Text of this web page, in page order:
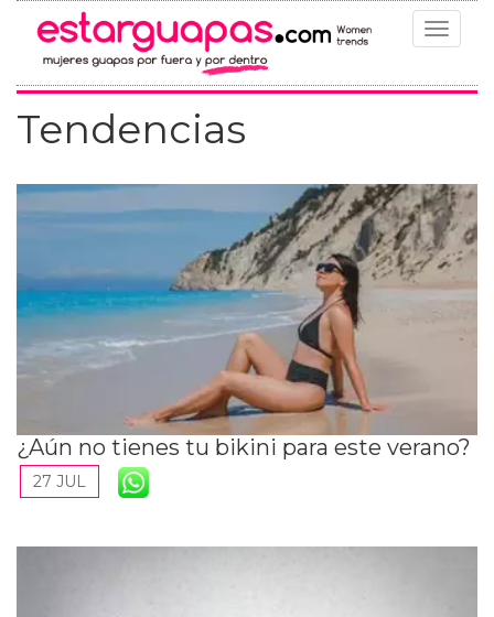
Toggle
Tendencias
¿Aún no tienes tu bikini para este verano?
27 JUL